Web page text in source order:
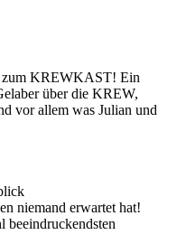
zum KREWKAST! Ein
über die KREW,
vor allem was Julian und
niemand erwartet hat!
beeindruckendsten